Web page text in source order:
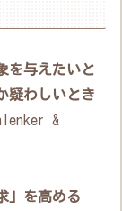
を与えたいと
疑わしいとき
&
」を高める